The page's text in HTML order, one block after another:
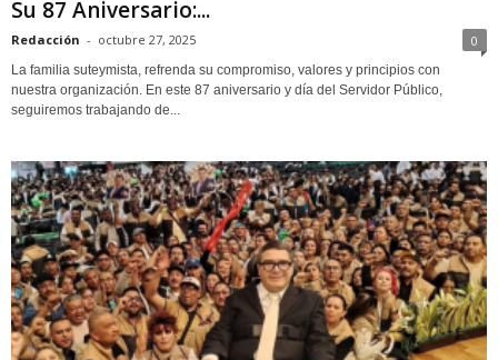
Su 87 Aniversario:...
Redacción - octubre 27, 2025 0
La familia suteymista, refrenda su compromiso, valores y principios con
nuestra organización. En este 87 aniversario y día del Servidor Público,
seguiremos trabajando de...